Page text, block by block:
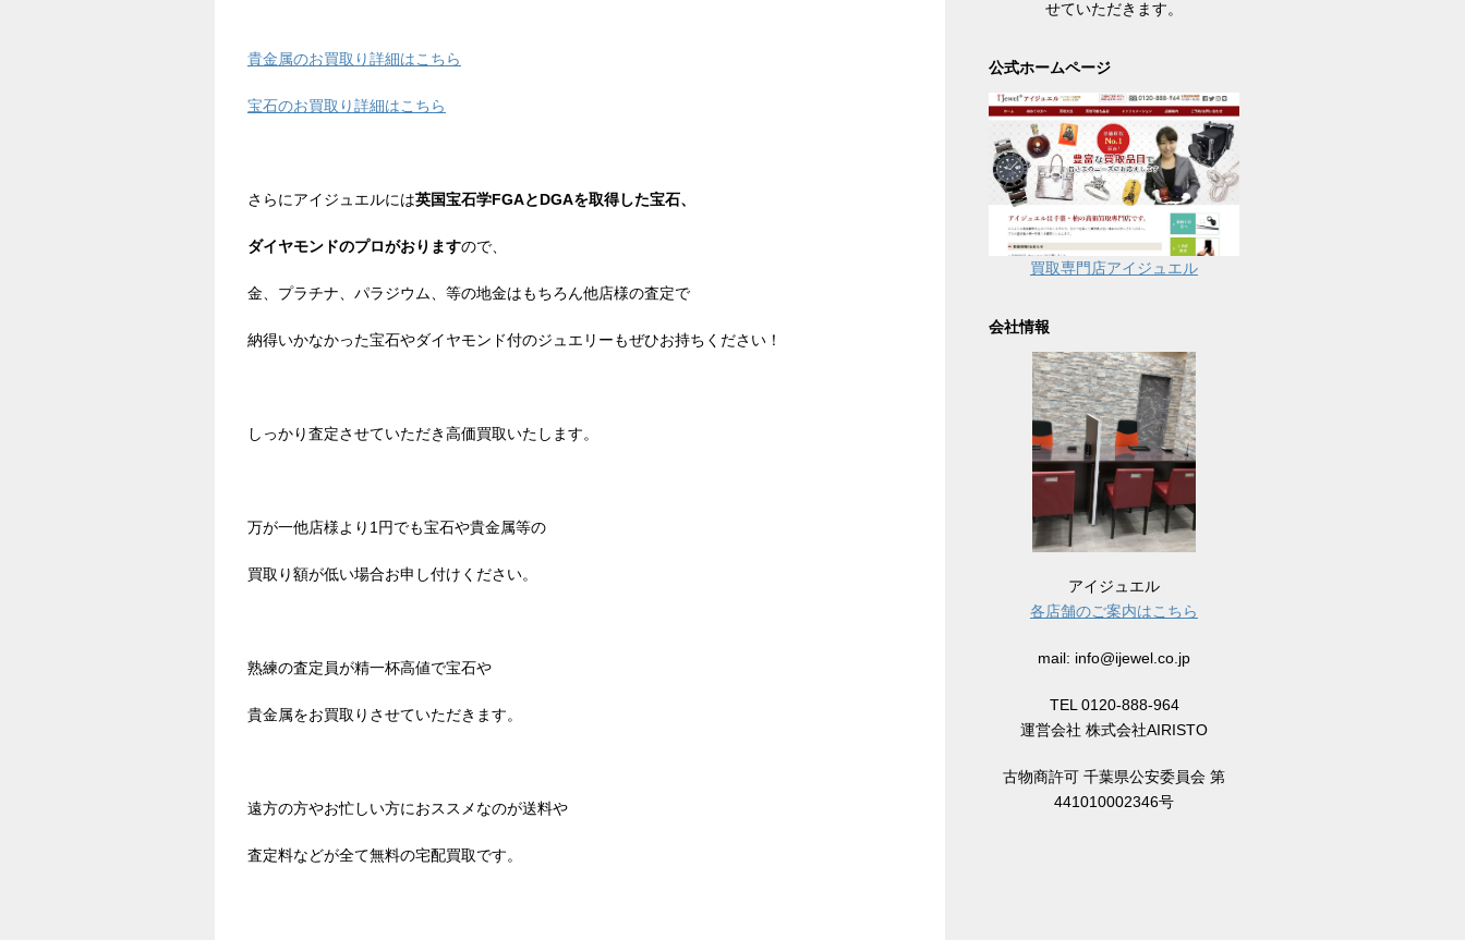
貴金属のお買取り詳細はこちら
宝石のお買取り詳細はこちら
さらにアイジュエルには英国宝石学FGAとDGAを取得した宝石、
ダイヤモンドのプロがおりますので、
金、プラチナ、パラジウム、等の地金はもちろん他店様の査定で
納得いかなかった宝石やダイヤモンド付のジュエリーもぜひお持ちください！
しっかり査定させていただき高価買取いたします。
万が一他店様より1円でも宝石や貴金属等の
買取り額が低い場合お申し付けください。
熟練の査定員が精一杯高値で宝石や
貴金属をお買取りさせていただきます。
遠方の方やお忙しい方におススメなのが送料や
査定料などが全て無料の宅配買取です。
せていただきます。
公式ホームページ
買取専門店アイジュエル
会社情報
アイジュエル
各店舗のご案内はこちら
mail: info@ijewel.co.jp
TEL 0120-888-964
運営会社 株式会社AIRISTO
古物商許可 千葉県公安委員会 第
441010002346号